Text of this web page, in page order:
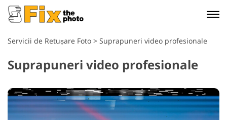
Servicii de Retușare Foto > Suprapuneri video profesionale
Suprapuneri video profesionale